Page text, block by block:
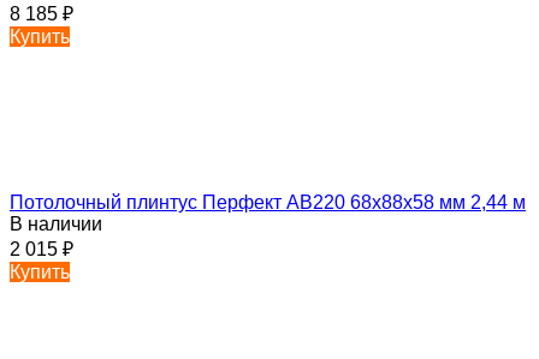
8 185 ₽
Купить
Потолочный плинтус Перфект AB220 68х88х58 мм 2,44 м
В наличии
2 015 ₽
Купить